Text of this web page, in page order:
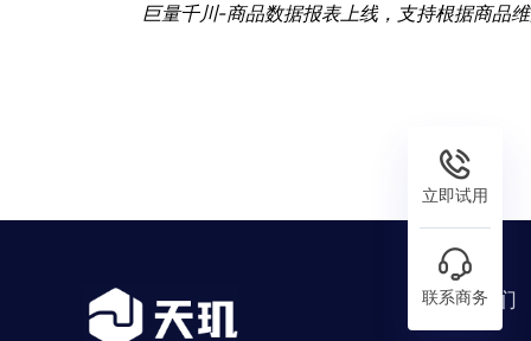
立即试用
联系商务
巨量千川-商品数据报表上线，支持根据商品
联系我们